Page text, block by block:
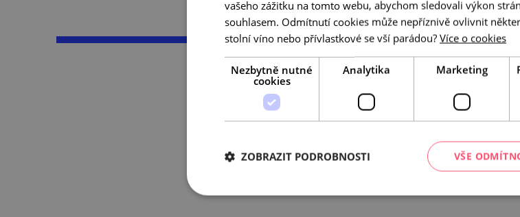
Na podzimní výletování ti stačí nahodit do navigace
batoh s limčou. Že na podzim hodně prší a je jistější
schovat v příjemné hospůdce, na zámecké prohlídce
Na jižní Moravě se nemusíš ostýchat, že někoho neznáš.
vašeho zážitku na tomto webu, abychom sledovali výkon
souhlasem. Odmítnutí cookies může nepříznivě ovlivnit
stolní víno nebo přívlastkové se vší parádou? Více o cookies
Nezbytně nutné
cookies
Analytika Marketing
VŠE
ZOBRAZIT PODROBNOSTI